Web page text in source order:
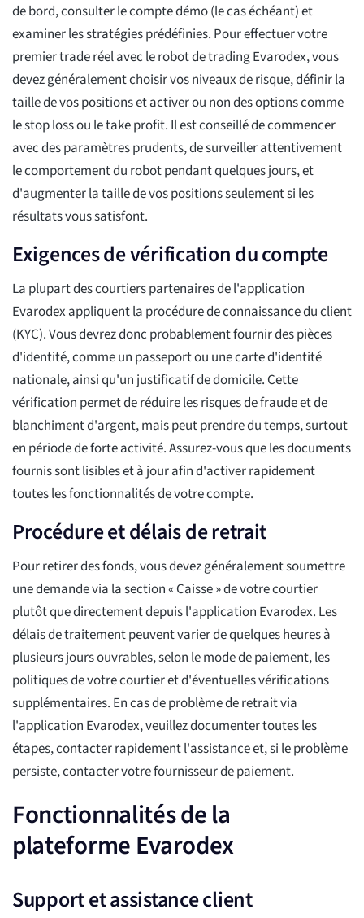
de bord, consulter le compte démo (le cas échéant) et
examiner les stratégies prédéfinies. Pour effectuer votre
premier trade réel avec le robot de trading Evarodex, vous
devez généralement choisir vos niveaux de risque, définir la
taille de vos positions et activer ou non des options comme
le stop loss ou le take profit. Il est conseillé de commencer
avec des paramètres prudents, de surveiller attentivement
le comportement du robot pendant quelques jours, et
d'augmenter la taille de vos positions seulement si les
résultats vous satisfont.
Exigences de vérification du compte
La plupart des courtiers partenaires de l'application
Evarodex appliquent la procédure de connaissance du client
(KYC). Vous devrez donc probablement fournir des pièces
d'identité, comme un passeport ou une carte d'identité
nationale, ainsi qu'un justificatif de domicile. Cette
vérification permet de réduire les risques de fraude et de
blanchiment d'argent, mais peut prendre du temps, surtout
en période de forte activité. Assurez-vous que les documents
fournis sont lisibles et à jour afin d'activer rapidement
toutes les fonctionnalités de votre compte.
Procédure et délais de retrait
Pour retirer des fonds, vous devez généralement soumettre
une demande via la section « Caisse » de votre courtier
plutôt que directement depuis l'application Evarodex. Les
délais de traitement peuvent varier de quelques heures à
plusieurs jours ouvrables, selon le mode de paiement, les
politiques de votre courtier et d'éventuelles vérifications
supplémentaires. En cas de problème de retrait via
l'application Evarodex, veuillez documenter toutes les
étapes, contacter rapidement l'assistance et, si le problème
persiste, contacter votre fournisseur de paiement.
Fonctionnalités de la
plateforme Evarodex
Support et assistance client